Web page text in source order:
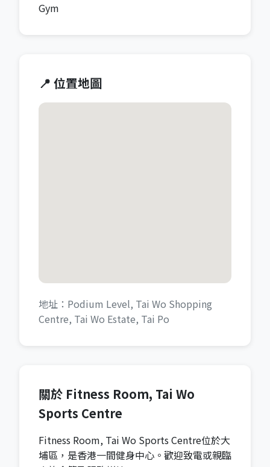
Gym
📍 位置地圖
地址：Podium Level, Tai Wo Shopping
Centre, Tai Wo Estate, Tai Po
關於 Fitness Room, Tai Wo
Sports Centre
Fitness Room, Tai Wo Sports Centre位於大
埔區，是香港一間健身中心。歡迎致電或親臨